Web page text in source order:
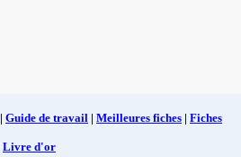
| Guide de travail | Meilleures fiches | Fiches
Livre d'or